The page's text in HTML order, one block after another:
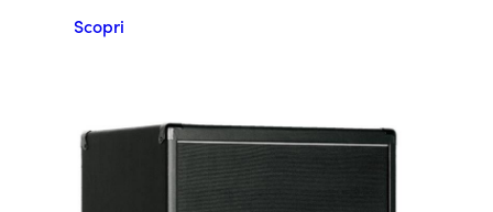
Scopri